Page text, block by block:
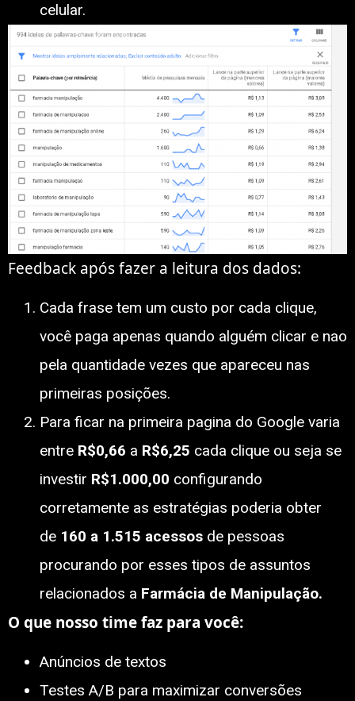
celular.
Feedback após fazer a leitura dos dados:
Cada frase tem um custo por cada clique,
você paga apenas quando alguém clicar e nao
pela quantidade vezes que apareceu nas
primeiras posições.
Para ficar na primeira pagina do Google varia
entre R$0,66 a R$6,25 cada clique ou seja se
investir R$1.000,00 configurando
corretamente as estratégias poderia obter
de 160 a 1.515 acessos de pessoas
procurando por esses tipos de assuntos
relacionados a Farmácia de Manipulação.
O que nosso time faz para você:
Anúncios de textos
Testes A/B para maximizar conversões